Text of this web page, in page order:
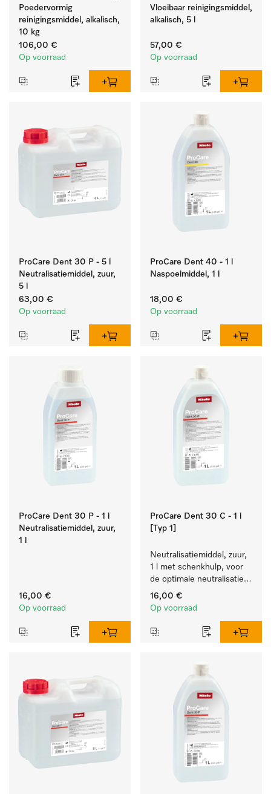
Poedervormig
reinigingsmiddel, alkalisch,
10 kg
106,00 €
Op voorraad
Vloeibaar reinigingsmiddel,
alkalisch, 5 l
57,00 €
Op voorraad
ProCare Dent 30 P - 5 l
Neutralisatiemiddel, zuur,
5 l
63,00 €
Op voorraad
ProCare Dent 40 - 1 l
Naspoelmiddel, 1 l
18,00 €
Op voorraad
ProCare Dent 30 P - 1 l
Neutralisatiemiddel, zuur,
1 l
16,00 €
Op voorraad
ProCare Dent 30 C - 1 l
[Typ 1]
Neutralisatiemiddel, zuur,
1 l met schenkhulp, voor
de optimale neutralisatie
op basis van citroenzuur.
16,00 €
Op voorraad